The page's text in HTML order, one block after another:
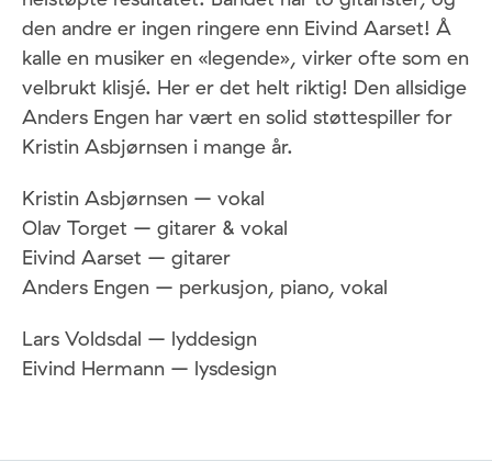
den andre er ingen ringere enn Eivind Aarset! Å
kalle en musiker en «legende», virker ofte som en
velbrukt klisjé. Her er det helt riktig! Den allsidige
Anders Engen har vært en solid støttespiller for
Kristin Asbjørnsen i mange år.
Kristin Asbjørnsen – vokal
Olav Torget – gitarer & vokal
Eivind Aarset – gitarer
Anders Engen – perkusjon, piano, vokal
Lars Voldsdal – lyddesign
Eivind Hermann – lysdesign